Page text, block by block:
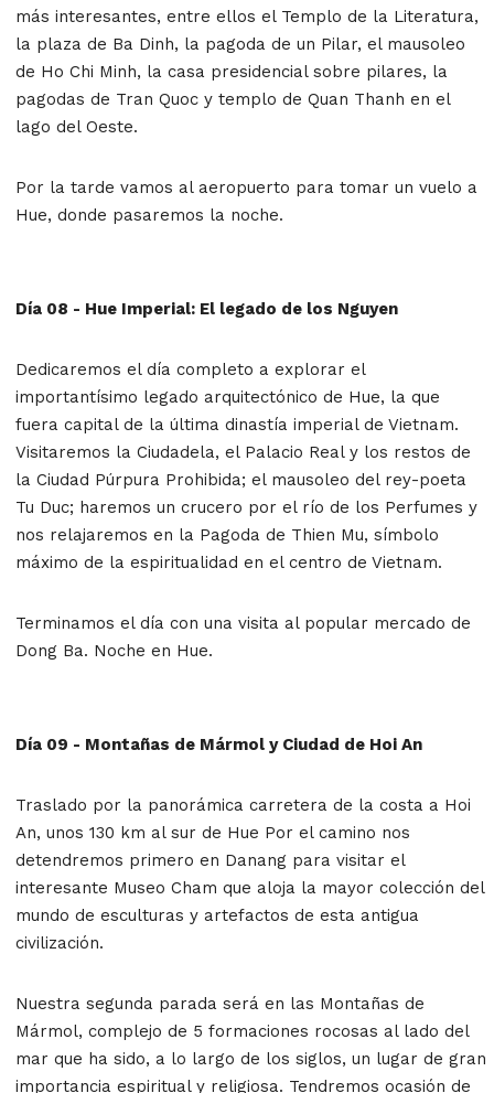
más interesantes, entre ellos el Templo de la Literatura,
la plaza de Ba Dinh, la pagoda de un Pilar, el mausoleo
de Ho Chi Minh, la casa presidencial sobre pilares, la
pagodas de Tran Quoc y templo de Quan Thanh en el
lago del Oeste.
Por la tarde vamos al aeropuerto para tomar un vuelo a
Hue, donde pasaremos la noche.
Día 08 - Hue Imperial: El legado de los Nguyen
Dedicaremos el día completo a explorar el
importantísimo legado arquitectónico de Hue, la que
fuera capital de la última dinastía imperial de Vietnam.
Visitaremos la Ciudadela, el Palacio Real y los restos de
la Ciudad Púrpura Prohibida; el mausoleo del rey-poeta
Tu Duc; haremos un crucero por el río de los Perfumes y
nos relajaremos en la Pagoda de Thien Mu, símbolo
máximo de la espiritualidad en el centro de Vietnam.
Terminamos el día con una visita al popular mercado de
Dong Ba. Noche en Hue.
Día 09 - Montañas de Mármol y Ciudad de Hoi An
Traslado por la panorámica carretera de la costa a Hoi
An, unos 130 km al sur de Hue Por el camino nos
detendremos primero en Danang para visitar el
interesante Museo Cham que aloja la mayor colección del
mundo de esculturas y artefactos de esta antigua
civilización.
Nuestra segunda parada será en las Montañas de
Mármol, complejo de 5 formaciones rocosas al lado del
mar que ha sido, a lo largo de los siglos, un lugar de gran
importancia espiritual y religiosa. Tendremos ocasión de